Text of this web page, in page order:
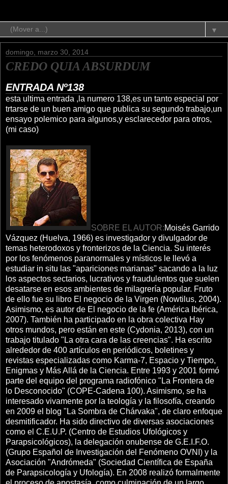
▼
domingo, marzo 30, 2014
CREDO QUIA ABSURDUM
ENTRADA Nº138
esta ultima entrada ,la numero 138,es un tanto especial por
trtarse de un buen amigo que publica su segundo trabajo,un
ensayo polemico para algunos,y esclarecedor para otros,
(mi caso)
SOBRE EL AUTOR:Moisés Garrido
Vázquez (Huelva, 1966) es investigador y divulgador de
temas heterodoxos y fronterizos de la Ciencia. Su interés
por los fenómenos paranormales y místicos le llevó a
estudiar in situ las "apariciones marianas" sacando a la luz
los aspectos sectarios, lucrativos y fraudulentos que suelen
desatarse en esos ambientes de milagrería popular. Fruto
de ello fue su libro El negocio de la Virgen (Nowtilus, 2004).
Asimismo, es autor de El negocio de la fe (América Ibérica,
2007). También ha participado en la obra colectiva Hay
otros mundos, pero están en este (Cydonia, 2013), con un
trabajo titulado "La otra cara de las creencias". Ha escrito
alrededor de 400 artículos en periódicos, boletines y
revistas especializadas como Karma-7, Espacio y Tiempo,
Enigmas y Más Allá de la Ciencia. Entre 1993 y 2001 formó
parte del equipo del programa radiofónico "La Frontera de
lo Desconocido" (COPE-Cadena 100). Asimismo, se ha
interesado vivamente por la teología y la filosofía, creando
en 2009 el blog "La Sombra de Chárvaka", de claro enfoque
desmitificador. Ha sido directivo de diversas asociaciones
como el C.E.U.P. (Centro de Estudios Ufológicos y
Parapsicológicos), la delegación onubense de G.E.I.F.O.
(Grupo Español de Investigación del Fenómeno OVNI) y la
Asociación "Andrómeda" (Sociedad Científica de España
de Parapsicología y Ufología). En 2008 realizó formalmente